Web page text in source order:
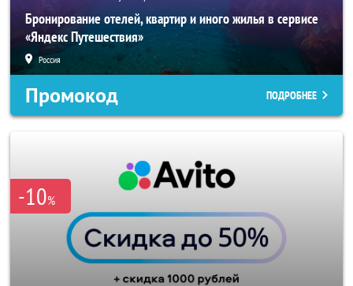
Бронирование отелей, квартир и иного жилья в сервисе
«Яндекс Путешествия»
Россия
Промокод ПОДРОБНЕЕ
-10%